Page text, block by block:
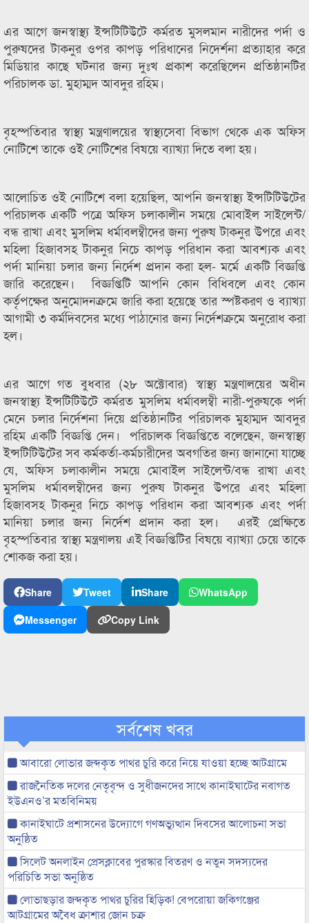
এর আগে জনস্বাস্থ্য ইন্সটিটিউটে কর্মরত মুসলমান নারীদের পর্দা ও
পুরুষদের টাকনুর ওপর কাপড় পরিধানের নিদের্শনা প্রত্যাহার করে
মিডিয়ার কাছে ঘটনার জন্য দুঃখ প্রকাশ করেছিলেন প্রতিষ্ঠানটির
পরিচালক ডা. মুহাম্মদ আবদুর রহিম।
বৃহস্পতিবার স্বাস্থ্য মন্ত্রণালয়ের স্বাস্থ্যসেবা বিভাগ থেকে এক অফিস
নোটিশে তাকে ওই নোটিশের বিষয়ে ব্যাখ্যা দিতে বলা হয়।
আলোচিত ওই নোটিশে বলা হয়েছিল, আপনি জনস্বাস্থ্য ইন্সটিটিউটের
পরিচালক একটি পত্রে অফিস চলাকালীন সময়ে মোবাইল সাইলেন্ট/
বন্ধ রাখা এবং মুসলিম ধর্মাবলম্বীদের জন্য পুরুষ টাকনুর উপরে এবং
মহিলা হিজাবসহ টাকনুর নিচে কাপড় পরিধান করা আবশ্যক এবং
পর্দা মানিয়া চলার জন্য নির্দেশ প্রদান করা হল- মর্মে একটি বিজ্ঞপ্তি
জারি করেছেন। বিজ্ঞপ্তিটি আপনি কোন বিধিবলে এবং কোন
কর্তৃপক্ষের অনুমোদনক্রমে জারি করা হয়েছে তার স্পষ্টকরণ ও ব্যাখ্যা
আগামী ৩ কর্মদিবসের মধ্যে পাঠানোর জন্য নির্দেশক্রমে অনুরোধ করা
হল।
এর আগে গত বুধবার (২৮ অক্টোবার) স্বাস্থ্য মন্ত্রণালয়ের অধীন
জনস্বাস্থ্য ইন্সটিটিউটে কর্মরত মুসলিম ধর্মাবলম্বী নারী-পুরুষকে পর্দা
মেনে চলার নির্দেশনা দিয়ে প্রতিষ্ঠানটির পরিচালক মুহাম্মদ আবদুর
রহিম একটি বিজ্ঞপ্তি দেন। পরিচালক বিজ্ঞপ্তিতে বলেছেন, জনস্বাস্থ্য
ইন্সটিটিউটের সব কর্মকর্তা-কর্মচারীদের অবগতির জন্য জানানো যাচ্ছে
যে, অফিস চলাকালীন সময়ে মোবাইল সাইলেন্ট/বন্ধ রাখা এবং
মুসলিম ধর্মাবলম্বীদের জন্য পুরুষ টাকনুর উপরে এবং মহিলা
হিজাবসহ টাকনুর নিচে কাপড় পরিধান করা আবশ্যক এবং পর্দা
মানিয়া চলার জন্য নির্দেশ প্রদান করা হল। এরই প্রেক্ষিতে
বৃহস্পতিবার স্বাস্থ্য মন্ত্রণালয় এই বিজ্ঞপ্তিটির বিষয়ে ব্যাখ্যা চেয়ে তাকে
শোকজ করা হয়।
Share Tweet Share
WhatsApp
Messenger
Copy Link
সর্বশেষ খবর
আবারো লোভার জব্দকৃত পাথর চুরি করে নিয়ে যাওয়া হচ্ছে আটগ্রামে
রাজনৈতিক দলের নেতৃবৃন্দ ও সুধীজনদের সাথে কানাইঘাটের নবাগত
ইউএনও’র মতবিনিময়
কানাইঘাটে প্রশাসনের উদ্যোগে গণঅভ্যুত্থান দিবসের আলোচনা সভা
অনুষ্ঠিত
সিলেট অনলাইন প্রেসক্লাবের পুরস্কার বিতরণ ও নতুন সদস্যদের
পরিচিতি সভা অনুষ্ঠিত
লোভাছড়ার জব্দকৃত পাথর চুরির হিড়িক! বেপরোয়া জকিগঞ্জের
আটগ্রামের অবৈধ ক্রাশার জোন চক্র